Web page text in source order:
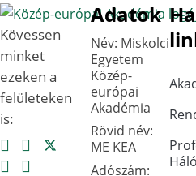
Kövessen
minket
ezeken a
felületeken
is:
Adatok
Név: Miskolci
Egyetem
Közép-
európai
Akadémia
Rövid név:
ME KEA
Adószám: